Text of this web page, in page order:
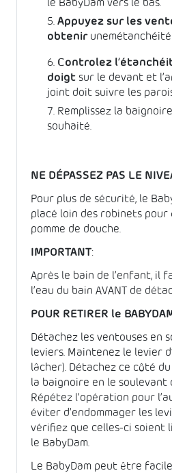
Appuyez sur les
obtenir
Controlez
doigt sur le devant et
joint doit suivre les
Remplissez la
souhaité.
NE DÉPASSEZ PAS LE
Pour plus de sécurité, le
placé loin des robinets
pomme de douche.
IMPORTANT:
Après le bain de l’enfant, il
l’eau du bain AVANT de
POUR RETIRER le
Détachez les ventouses en
leviers. Maintenez le levier
lâcher). Détachez ce côté
la baignoire en le soulevant
Répétez l’opération pour
éviter d’endommager les
vérifiez que celles-ci soient
le BabyDam.
Le BabyDam peut être